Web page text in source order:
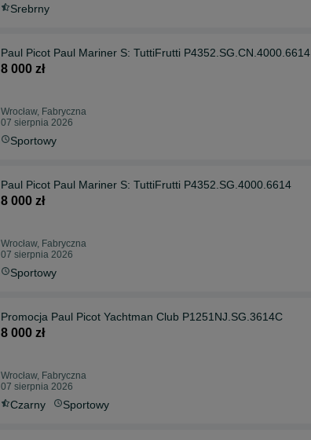
Srebrny
Paul Picot Paul Mariner S: TuttiFrutti P4352.SG.CN.4000.6614
8 000 zł
Wrocław, Fabryczna
07 sierpnia 2026
Sportowy
Paul Picot Paul Mariner S: TuttiFrutti P4352.SG.4000.6614
8 000 zł
Wrocław, Fabryczna
07 sierpnia 2026
Sportowy
Promocja Paul Picot Yachtman Club P1251NJ.SG.3614C
8 000 zł
Wrocław, Fabryczna
07 sierpnia 2026
Czarny Sportowy